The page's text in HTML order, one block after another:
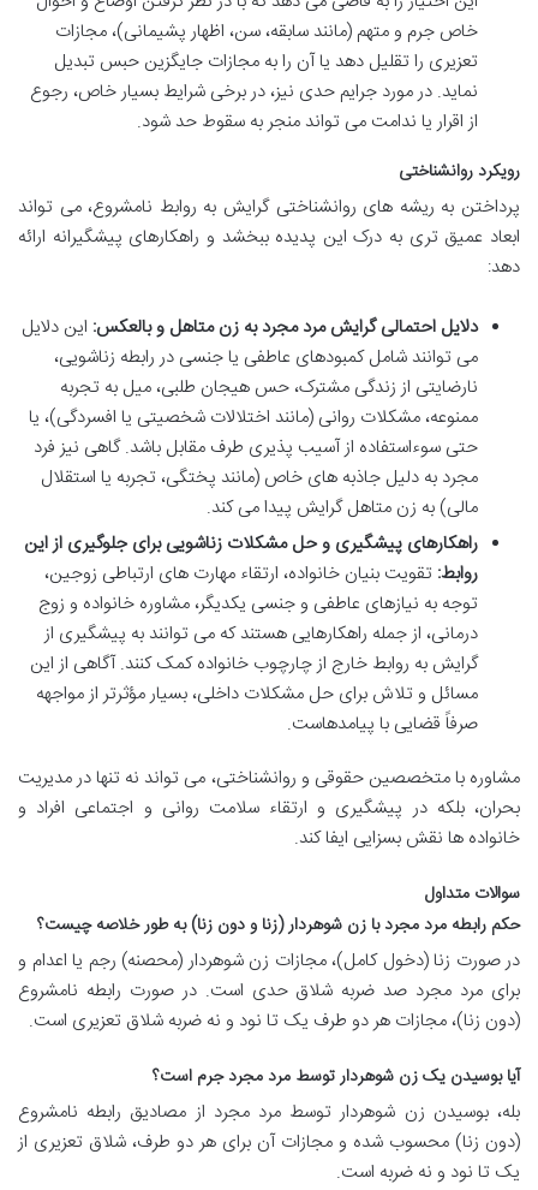
خاص جرم و متهم (مانند سابقه، سن، اظهار پشیمانی)، مجازات
تعزیری را تقلیل دهد یا آن را به مجازات جایگزین حبس تبدیل
نماید. در مورد جرایم حدی نیز، در برخی شرایط بسیار خاص، رجوع
از اقرار یا ندامت می تواند منجر به سقوط حد شود.
رویکرد روانشناختی
پرداختن به ریشه های روانشناختی گرایش به روابط نامشروع، می تواند
ابعاد عمیق تری به درک این پدیده ببخشد و راهکارهای پیشگیرانه ارائه
دهد:
دلایل احتمالی گرایش مرد مجرد به زن متاهل و بالعکس: این دلایل
می توانند شامل کمبودهای عاطفی یا جنسی در رابطه زناشویی،
نارضایتی از زندگی مشترک، حس هیجان طلبی، میل به تجربه
ممنوعه، مشکلات روانی (مانند اختلالات شخصیتی یا افسردگی)، یا
حتی سوءاستفاده از آسیب پذیری طرف مقابل باشد. گاهی نیز فرد
مجرد به دلیل جاذبه های خاص (مانند پختگی، تجربه یا استقلال
مالی) به زن متاهل گرایش پیدا می کند.
راهکارهای پیشگیری و حل مشکلات زناشویی برای جلوگیری از این
روابط: تقویت بنیان خانواده، ارتقاء مهارت های ارتباطی زوجین،
توجه به نیازهای عاطفی و جنسی یکدیگر، مشاوره خانواده و زوج
درمانی، از جمله راهکارهایی هستند که می توانند به پیشگیری از
گرایش به روابط خارج از چارچوب خانواده کمک کنند. آگاهی از این
مسائل و تلاش برای حل مشکلات داخلی، بسیار مؤثرتر از مواجهه
صرفاً قضایی با پیامدهاست.
مشاوره با متخصصین حقوقی و روانشناختی، می تواند نه تنها در مدیریت
بحران، بلکه در پیشگیری و ارتقاء سلامت روانی و اجتماعی افراد و
خانواده ها نقش بسزایی ایفا کند.
سوالات متداول
حکم رابطه مرد مجرد با زن شوهردار (زنا و دون زنا) به طور خلاصه چیست؟
در صورت زنا (دخول کامل)، مجازات زن شوهردار (محصنه) رجم یا اعدام و
برای مرد مجرد صد ضربه شلاق حدی است. در صورت رابطه نامشروع
(دون زنا)، مجازات هر دو طرف یک تا نود و نه ضربه شلاق تعزیری است.
آیا بوسیدن یک زن شوهردار توسط مرد مجرد جرم است؟
بله، بوسیدن زن شوهردار توسط مرد مجرد از مصادیق رابطه نامشروع
(دون زنا) محسوب شده و مجازات آن برای هر دو طرف، شلاق تعزیری از
یک تا نود و نه ضربه است.